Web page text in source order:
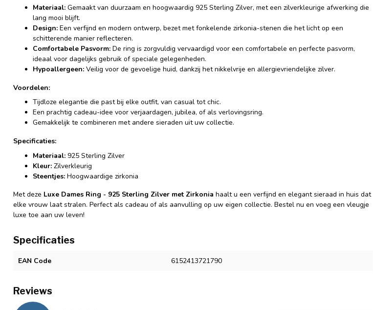
Materiaal: Gemaakt van duurzaam en hoogwaardig 925 Sterling Zilver, met een zilverkleurige afwerking die
lang mooi blijft.
Design: Een verfijnd en modern ontwerp, bezet met fonkelende zirkonia-stenen die het licht op een
schitterende manier reflecteren.
Comfortabele Pasvorm: De ring is zorgvuldig vervaardigd voor een comfortabele en perfecte pasvorm,
ideaal voor dagelijks gebruik of speciale gelegenheden.
Hypoallergeen: Veilig voor de gevoelige huid, dankzij het nikkelvrije en allergievriendelijke zilver.
Voordelen:
Tijdloze elegantie die past bij elke outfit, van casual tot chic.
Een prachtig cadeau-idee voor verjaardagen, jubilea, of als verlovingsring.
Gemakkelijk te combineren met andere sieraden uit uw collectie.
Specificaties:
Materiaal: 925 Sterling Zilver
Kleur: Zilverkleurig
Steentjes: Hoogwaardige zirkonia
Met deze Luxe Dames Ring - 925 Sterling Zilver met Zirkonia haalt u een verfijnd en elegant sieraad in huis dat
elke vrouw laat stralen. Perfect als cadeau of als aanvulling op uw eigen collectie. Bestel nu en voeg een vleugje
luxe toe aan uw leven!
Specificaties
EAN Code 6152413721790
Reviews